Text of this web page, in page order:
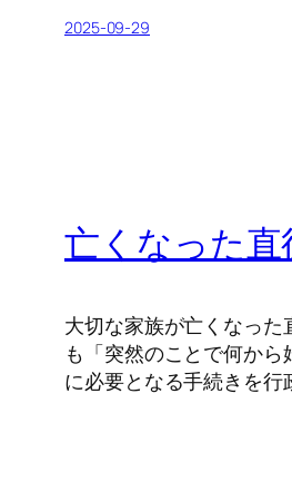
2025-09-29
亡くなった
大切な家族が亡くなっ
も「突然のことで何か
に必要となる手続きを行